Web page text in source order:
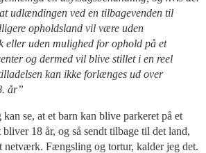
udlændingen ved en tilbagevenden til
opholdsland vil være uden
uden mulighed for ophold på et
og dermed vil blive stillet i en reel
kan ikke forlænges ud over
år”
se, at et barn kan blive parkeret på et
18 år, og så sendt tilbage til det land,
netværk. Fængsling og tortur, kalder jeg det.